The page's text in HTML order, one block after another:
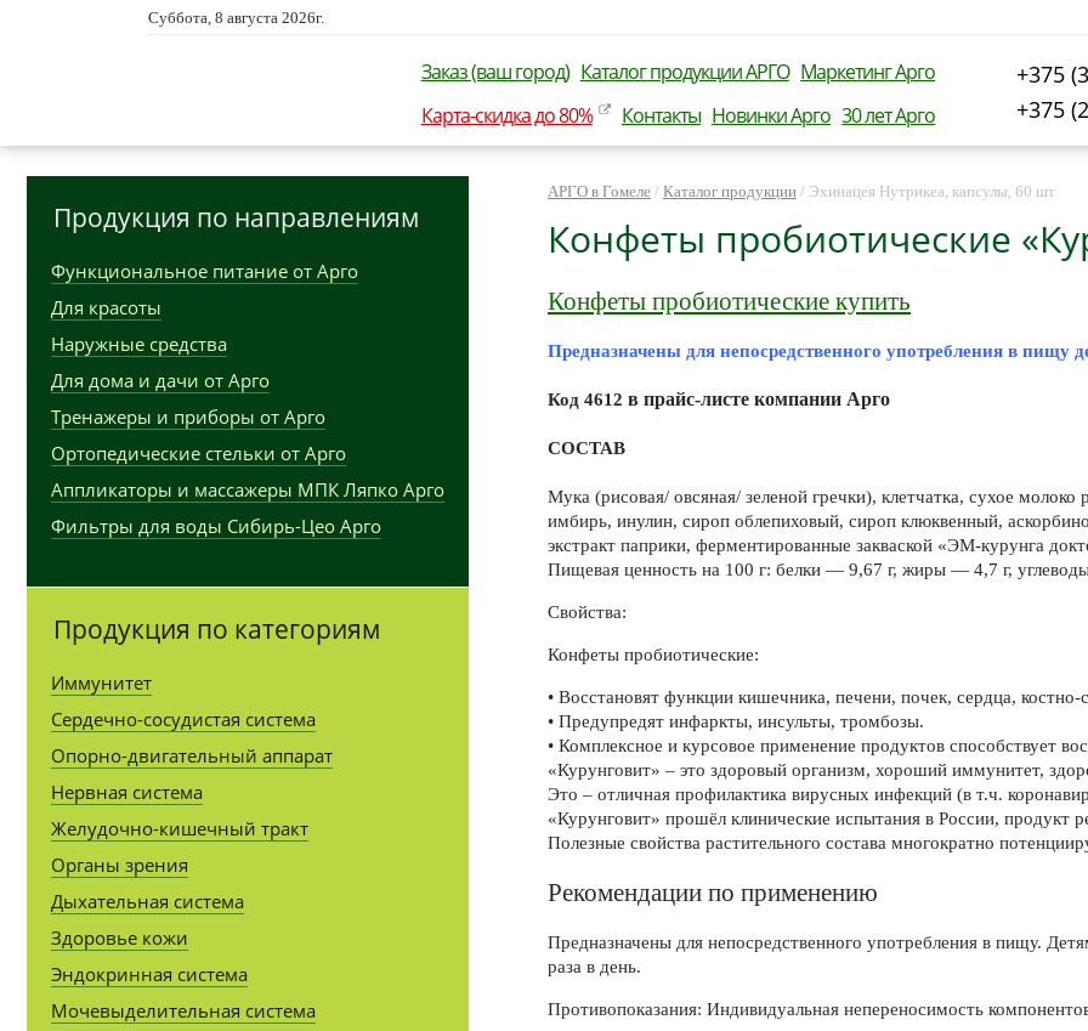
Суббота, 8 августа 2026г.
Заказ (ваш город) Каталог продукции АРГО Маркетинг Арго
Карта-скидка до 80%
Контакты Новинки Арго 30 лет Арго
+375
+375
АРГО в Гомеле / Каталог продукции / Эхинацея Нутрикеа, капсулы, 60 шт
Конфеты пробиотические
Конфеты пробиотические купить
Предназначены для непосредственного употребления в пищу
Код 4612 в прайс-листе компании Арго
СОСТАВ
Мука (рисовая/ овсяная/ зеленой гречки), клетчатка, сухое
имбирь, инулин, сироп облепиховый, сироп клюквенный,
экстракт паприки, ферментированные закваской «ЭМ-курунга
Пищевая ценность на 100 г: белки — 9,67 г, жиры — 4,7 г,
Свойства:
Конфеты пробиотические:
• Восстановят функции кишечника, печени, почек, сердца, костно-
• Предупредят инфаркты, инсульты, тромбозы.
• Комплексное и курсовое применение продуктов способствует
«Курунговит» – это здоровый организм, хороший иммунитет,
Это – отличная профилактика вирусных инфекций (в т.ч.
«Курунговит» прошёл клинические испытания в России, продукт
Полезные свойства растительного состава многократно
Рекомендации по применению
Предназначены для непосредственного употребления в пищу.
раза в день.
Противопоказания: Индивидуальная непереносимость
Продукция по направлениям
Функциональное питание от Арго
Для красоты
Наружные средства
Для дома и дачи от Арго
Тренажеры и приборы от Арго
Ортопедические стельки от Арго
Аппликаторы и массажеры МПК Ляпко Арго
Фильтры для воды Сибирь-Цео Арго
Продукция по категориям
Иммунитет
Сердечно-сосудистая система
Опорно-двигательный аппарат
Нервная система
Желудочно-кишечный тракт
Органы зрения
Дыхательная система
Здоровье кожи
Эндокринная система
Мочевыделительная система